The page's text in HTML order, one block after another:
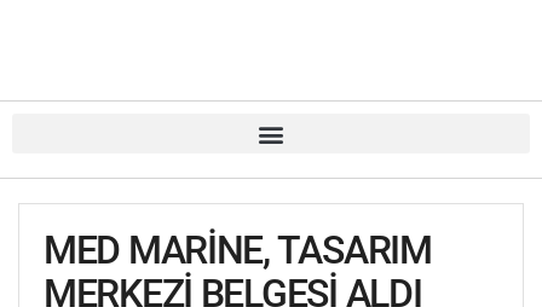
MED MARİNE, TASARIM
MERKEZİ BELGESİ ALDI